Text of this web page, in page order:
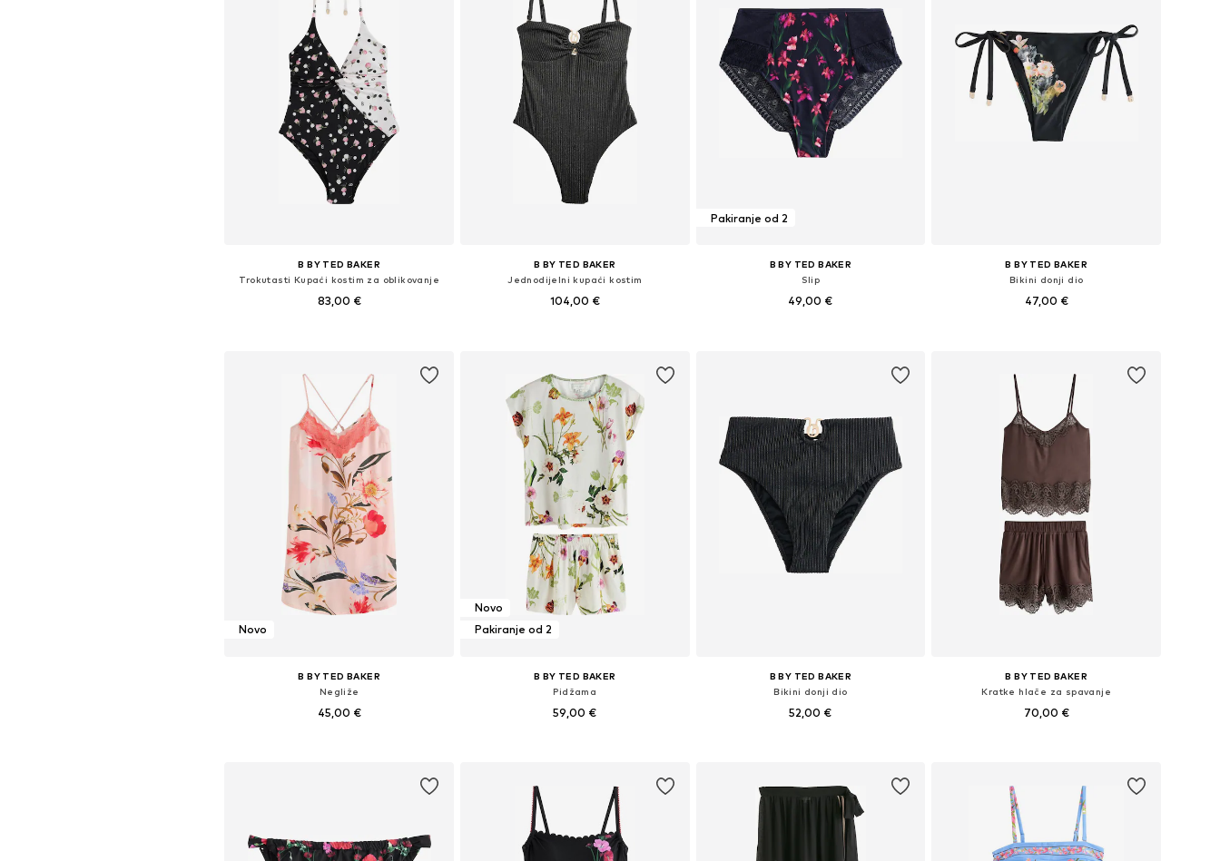
B BY TED BAKER
Trokutasti Kupaći kostim za oblikovanje
83,00 €
B BY TED BAKER
Jednodijelni kupaći kostim
104,00 €
Pakiranje od 2
B BY TED BAKER
Slip
49,00 €
B BY TED BAKER
Bikini donji dio
47,00 €
Novo
B BY TED BAKER
Negliže
45,00 €
Novo
Pakiranje od 2
B BY TED BAKER
Pidžama
59,00 €
B BY TED BAKER
Bikini donji dio
52,00 €
B BY TED BAKER
Kratke hlače za spavanje
70,00 €